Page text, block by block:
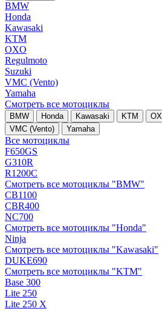
BMW
Honda
Kawasaki
KTM
OXO
Regulmoto
Suzuki
VMC (Vento)
Yamaha
Смотреть все мотоциклы
BMW Honda Kawasaki KTM
VMC (Vento)
Yamaha
Все мотоциклы
F650GS
G310R
R1200C
Смотреть все мотоциклы "BMW"
CB1100
CBR400
NC700
Смотреть все мотоциклы "Honda"
Ninja
Смотреть все мотоциклы "Kawasaki"
DUKE690
Смотреть все мотоциклы "KTM"
Base 300
Lite 250
Lite 250 X